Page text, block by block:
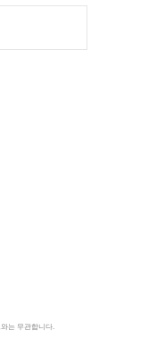
는 무관합니다.